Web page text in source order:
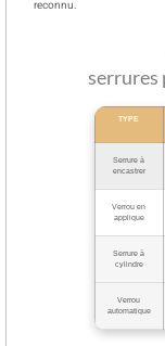
reconnu.
serrures
TYPE
Serrure à
encastrer
Verrou en
applique
Serrure à
cylindre
Verrou
automatique